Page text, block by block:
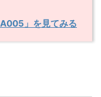
」を見てみる